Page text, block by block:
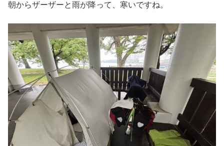
朝からザーザーと雨が降って、寒いですね。